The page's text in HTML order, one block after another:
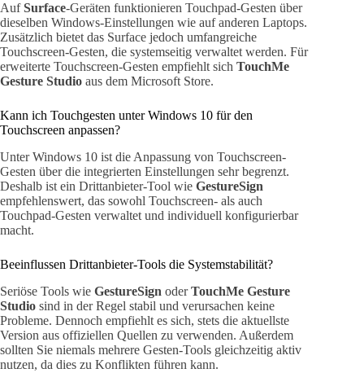
AufSurface-Geräten funktionieren Touchpad-Gesten über
dieselben Windows-Einstellungen wie auf anderen Laptops.
Zusätzlich bietet das Surface jedoch umfangreiche
Touchscreen-Gesten, die systemseitig verwaltet werden. Für
erweiterte Touchscreen-Gesten empfiehlt sich TouchMe
Gesture Studio aus dem Microsoft Store.
Kann ich Touchgesten unter Windows 10 für den
Touchscreen anpassen?
Unter Windows 10 ist die Anpassung von Touchscreen-
Gesten über die integrierten Einstellungen sehr begrenzt.
Deshalb ist ein Drittanbieter-Tool wie GestureSign
empfehlenswert, das sowohl Touchscreen- als auch
Touchpad-Gesten verwaltet und individuell konfigurierbar
macht.
Beeinflussen Drittanbieter-Tools die Systemstabilität?
Seriöse Tools wie GestureSign oderTouchMe Gesture
Studio sind in der Regel stabil und verursachen keine
Probleme. Dennoch empfiehlt es sich, stets die aktuellste
Version aus offiziellen Quellen zu verwenden. Außerdem
sollten Sie niemals mehrere Gesten-Tools gleichzeitig aktiv
nutzen, da dies zu Konflikten führen kann.